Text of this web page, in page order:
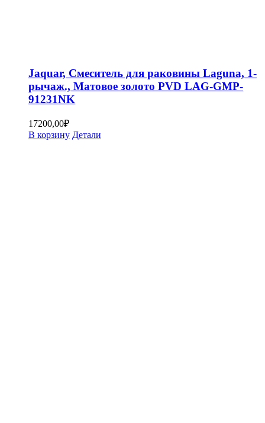
Jaquar, Смеситель для раковины Laguna, 1-
рычаж., Матовое золото PVD LAG-GMP-
91231NK
17200,00₽
В корзину Детали